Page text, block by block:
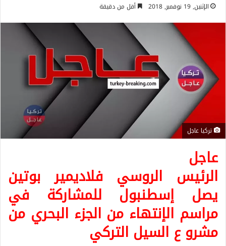
الإثنين, 19 نوفمبر, 2018 أقل من دقيقة
تركيا عاجل
عاجل
الرئيس الروسي فلاديمير بوتين
يصل إسطنبول للمشاركة في
مراسم الإنتهاء من الجزء البحري من
مشرو ع السيل التركي